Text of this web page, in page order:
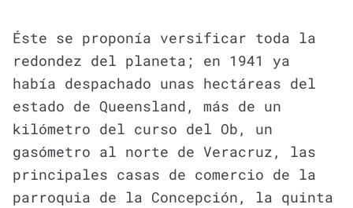
Éste se proponía versificar toda la
redondez del planeta; en 1941 ya
había despachado unas hectáreas del
estado de Queensland, más de un
kilómetro del curso del Ob, un
gasómetro al norte de Veracruz, las
principales casas de comercio de la
parroquia de la Concepción, la quinta